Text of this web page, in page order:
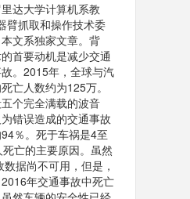
达大学计算机系教
臂抓取和操作技术委
文系独家文章。背
首要动机是减少交通
。2015年，全球与汽
亡人数约为125万。
个完全满载的波音
错误造成的交通事故
％。死于车祸是4至
亡的主要原因。虽然
据尚不可用，但是，
年交通事故中死亡